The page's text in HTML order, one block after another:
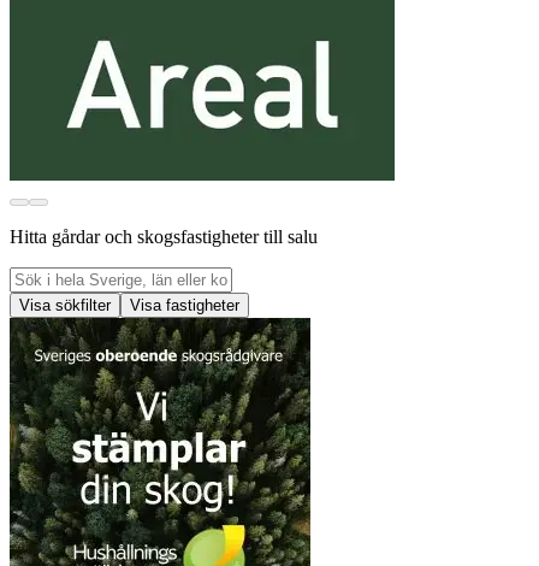
Hitta gårdar och skogsfastigheter till salu
Visa sökfilter Visa fastigheter